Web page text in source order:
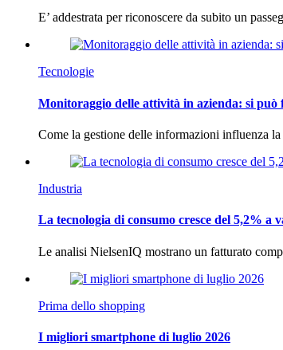
E’ addestrata per riconoscere da subito un
Tecnologie
Monitoraggio delle attività in azienda: si può
Come la gestione delle informazioni influenza
Industria
La tecnologia di consumo cresce del 5,2% a
Le analisi NielsenIQ mostrano un fatturato
Prima dello shopping
I migliori smartphone di luglio 2026